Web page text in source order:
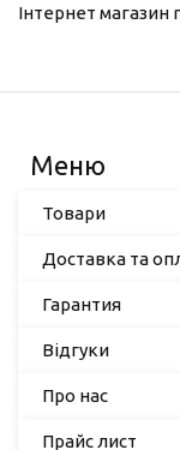
Інтернет магазин
Товари
Доставка та
Гарантия
Відгуки
Про нас
Прайс лист